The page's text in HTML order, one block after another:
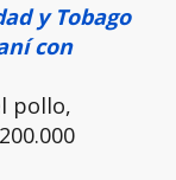
y Tobago
con
pollo,